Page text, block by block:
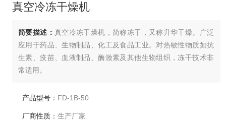
真空冷冻干燥机
简要描述： 真空冷冻干燥机，简称冻干，又称升华干燥。广泛
应用于药品、生物制品、化工及食品工业。对热敏性物质如抗
生素、疫苗、血液制品、酶激素及其他生物组织，冻干技术非
常适用。
产品型号： FD-1B-50
厂商性质： 生产厂家